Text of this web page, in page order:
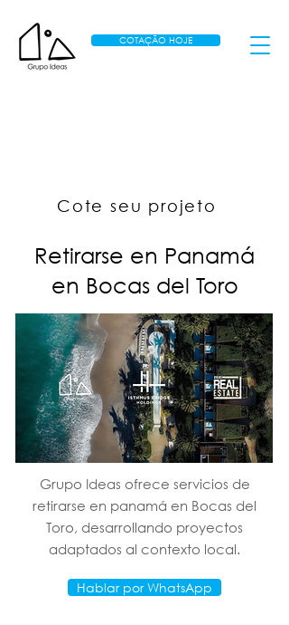
COTAÇÃO HOJE
Retirarse en Panamá
en Bocas del Toro
Grupo Ideas ofrece servicios de
retirarse en panamá en Bocas del
Toro, desarrollando proyectos
adaptados al contexto local.
Hablar por WhatsApp
Cote seu projeto